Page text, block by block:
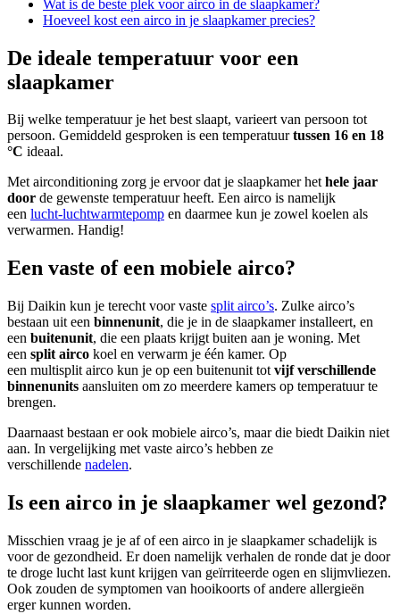
Wat is de beste plek voor airco in de slaapkamer?
Hoeveel kost een airco in je slaapkamer precies?
De ideale temperatuur voor een
slaapkamer
Bij welke temperatuur je het best slaapt, varieert van persoon tot
persoon. Gemiddeld gesproken is een temperatuurtussen 16 en 18
°C ideaal.
Met airconditioning zorg je ervoor dat je slaapkamer hethele jaar
door de gewenste temperatuur heeft. Een airco is namelijk
een lucht-luchtwarmtepomp en daarmee kun je zowel koelen als
verwarmen. Handig!
Een vaste of een mobiele airco?
Bij Daikin kun je terecht voor vaste split airco’s. Zulke airco’s
bestaan uit een binnenunit, die je in de slaapkamer installeert, en
een buitenunit, die een plaats krijgt buiten aan je woning. Met
een split airco koel en verwarm je één kamer. Op
een multisplit airco kun je op een buitenunit tot vijf verschillende
binnenunits aansluiten om zo meerdere kamers op temperatuur te
brengen.
Daarnaast bestaan er ook mobiele airco’s, maar die biedt Daikin niet
aan. In vergelijking met vaste airco’s hebben ze
verschillende nadelen.
Is een airco in je slaapkamer wel gezond?
Misschien vraag je je af of een airco in je slaapkamer schadelijk is
voor de gezondheid. Er doen namelijk verhalen de ronde dat je door
te droge lucht last kunt krijgen van geïrriteerde ogen en slijmvliezen.
Ook zouden de symptomen van hooikoorts of andere allergieën
erger kunnen worden.